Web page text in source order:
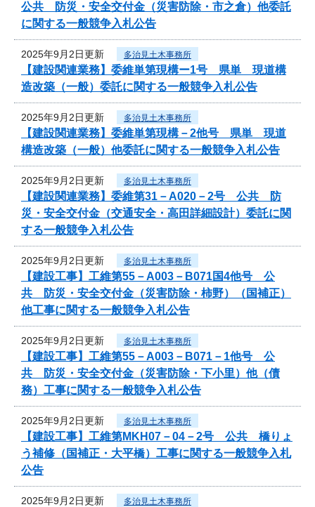
公共 防災・安全交付金（災害防除・市之倉）他委託
に関する一般競争入札公告
2025年9月2日更新 多治見土木事務所
【建設関連業務】委維単第現構ー1号 県単 現道構
造改築（一般）委託に関する一般競争入札公告
2025年9月2日更新 多治見土木事務所
【建設関連業務】委維単第現構－2他号 県単 現道
構造改築（一般）他委託に関する一般競争入札公告
2025年9月2日更新 多治見土木事務所
【建設関連業務】委維第31－A020－2号 公共 防
災・安全交付金（交通安全・高田詳細設計）委託に関
する一般競争入札公告
2025年9月2日更新 多治見土木事務所
【建設工事】工維第55－A003－B071国4他号 公
共 防災・安全交付金（災害防除・柿野）（国補正）
他工事に関する一般競争入札公告
2025年9月2日更新 多治見土木事務所
【建設工事】工維第55－A003－B071－1他号 公
共 防災・安全交付金（災害防除・下小里）他（債
務）工事に関する一般競争入札公告
2025年9月2日更新 多治見土木事務所
【建設工事】工維第MKH07－04－2号 公共 橋りょ
う補修（国補正・大平橋）工事に関する一般競争入札
公告
2025年9月2日更新 多治見土木事務所